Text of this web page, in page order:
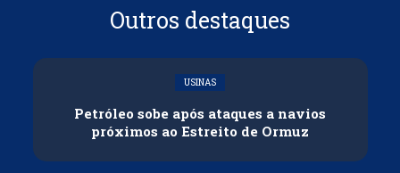
Outros destaques
USINAS
Petróleo sobe após ataques a navios
próximos ao Estreito de Ormuz